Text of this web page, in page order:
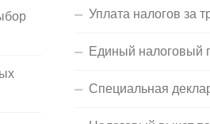
Уплата налогов за
Единый налоговый
Специальная